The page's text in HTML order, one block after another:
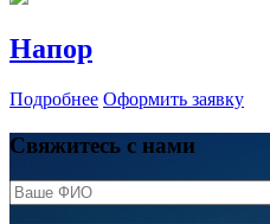
Напор
Подробнее Оформить заявку
Свяжитесь с нами